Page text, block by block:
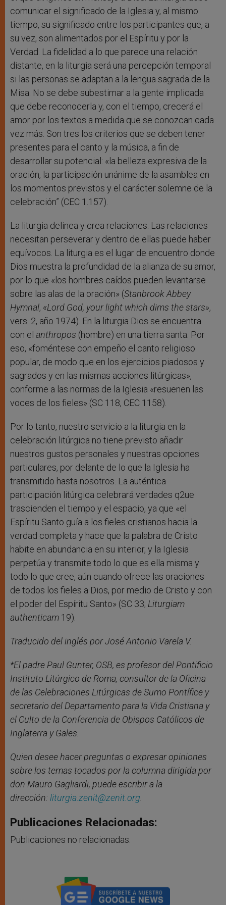
comunicar el significado de la Iglesia y, al mismo
tiempo, su significado entre los participantes que, a
su vez, son alimentados por el Espíritu y por la
Verdad. La fidelidad a lo que parece una relación
distante, en la liturgia será una percepción temporal
si las personas se adaptan a la lengua sagrada de la
Misa. No se debe subestimar a la gente implicada
que debe reconocerla y, con el tiempo, crecerá el
amor por los textos a medida que se conozcan cada
vez más. Son tres los criterios que se deben tener
presentes para el canto y la música, a fin de
desarrollar su potencial: «la belleza expresiva de la
oración, la participación unánime de la asamblea en
los momentos previstos y el carácter solemne de la
celebración” (CEC 1.157).
La liturgia delinea y crea relaciones. Las relaciones
necesitan perseverar y dentro de ellas puede haber
equívocos. La liturgia es el lugar de encuentro donde
Dios muestra la profundidad de la alianza de su amor,
por lo que «los hombres caídos pueden levantarse
sobre las alas de la oración» (Stanbrook Abbey
Hymnal, «Lord God, your light which dims the stars»,
vers. 2, año 1974). En la liturgia Dios se encuentra
con el anthropos (hombre) en una tierra santa. Por
eso, «foméntese con empeño el canto religioso
popular, de modo que en los ejercicios piadosos y
sagrados y en las mismas acciones litúrgicas»,
conforme a las normas de la Iglesia «resuenen las
voces de los fieles» (SC 118, CEC 1158).
Por lo tanto, nuestro servicio a la liturgia en la
celebración litúrgica no tiene previsto añadir
nuestros gustos personales y nuestras opciones
particulares, por delante de lo que la Iglesia ha
transmitido hasta nosotros. La auténtica
participación litúrgica celebrará verdades q2ue
trascienden el tiempo y el espacio, ya que «el
Espíritu Santo guía a los fieles cristianos hacia la
verdad completa y hace que la palabra de Cristo
habite en abundancia en su interior, y la Iglesia
perpetúa y transmite todo lo que es ella misma y
todo lo que cree, aún cuando ofrece las oraciones
de todos los fieles a Dios, por medio de Cristo y con
el poder del Espíritu Santo» (SC 33; Liturgiam
authenticam 19).
Traducido del inglés por José Antonio Varela V.
*El padre Paul Gunter, OSB, es profesor del Pontificio
Instituto Litúrgico de Roma, consultor de la Oficina
de las Celebraciones Litúrgicas de Sumo Pontífice y
secretario del Departamento para la Vida Cristiana y
el Culto de la Conferencia de Obispos Católicos de
Inglaterra y Gales.
Quien desee hacer preguntas o expresar opiniones
sobre los temas tocados por la columna dirigida por
don Mauro Gagliardi, puede escribir a la
dirección: liturgia.zenit@zenit.org.
Publicaciones Relacionadas:
Publicaciones no relacionadas.